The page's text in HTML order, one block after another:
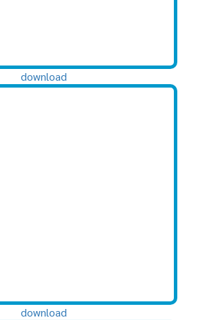
download
download